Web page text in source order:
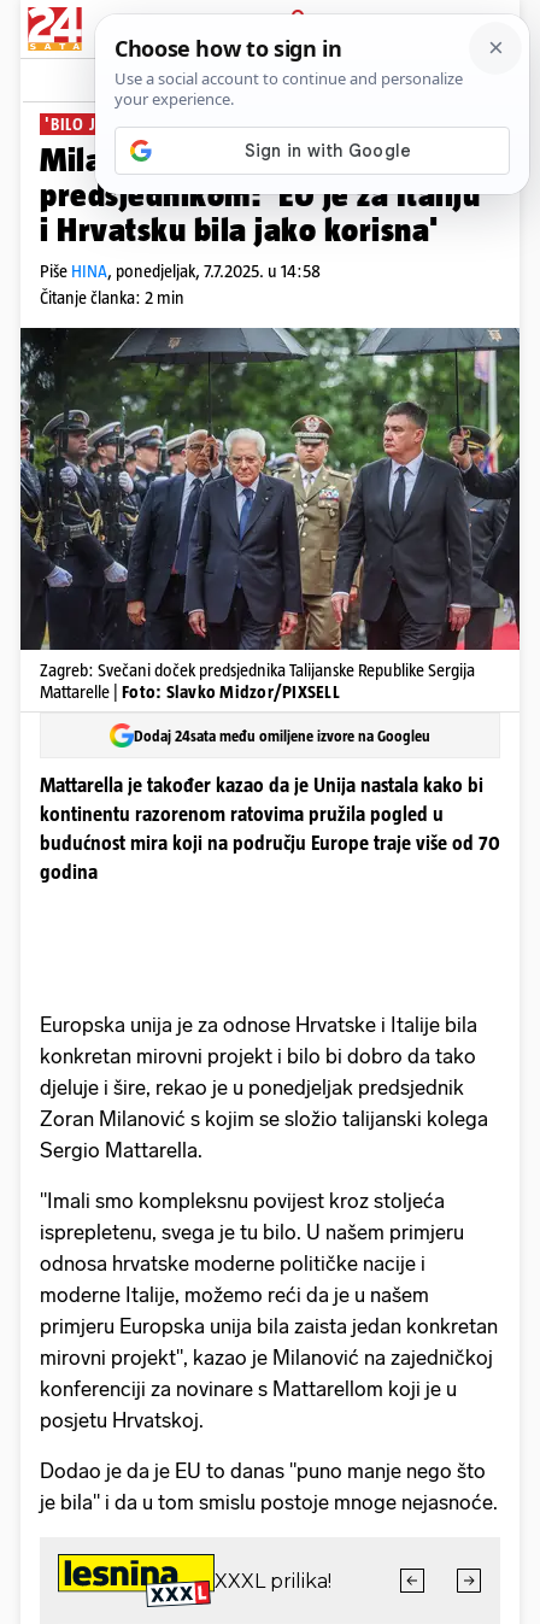
PRIJAVA
News Komentari
'BILO JE TU SVEGA...'
Milanovićev susret s talijanskim
predsjednikom: 'EU je za Italiju
i Hrvatsku bila jako korisna'
Piše HINA, ponedjeljak, 7.7.2025. u 14:58
Čitanje članka: 2 min
Zagreb: Svečani doček predsjednika Talijanske Republike Sergija
Mattarelle | Foto: Slavko Midzor/PIXSELL
Dodaj 24sata među omiljene izvore na Googleu
Mattarella je također kazao da je Unija nastala kako bi
kontinentu razorenom ratovima pružila pogled u
budućnost mira koji na području Europe traje više od 70
godina
Europska unija je za odnose Hrvatske i Italije bila
konkretan mirovni projekt i bilo bi dobro da tako
djeluje i šire, rekao je u ponedjeljak predsjednik
Zoran Milanović s kojim se složio talijanski kolega
Sergio Mattarella.
"Imali smo kompleksnu povijest kroz stoljeća
isprepletenu, svega je tu bilo. U našem primjeru
odnosa hrvatske moderne političke nacije i
moderne Italije, možemo reći da je u našem
primjeru Europska unija bila zaista jedan konkretan
mirovni projekt", kazao je Milanović na zajedničkoj
konferenciji za novinare s Mattarellom koji je u
posjetu Hrvatskoj.
Dodao je da je EU to danas "puno manje nego što
je bila" i da u tom smislu postoje mnoge nejasnoće.